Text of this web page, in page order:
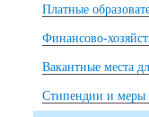
Платные
Финансово-
Вакантные места
Стипендии и меры